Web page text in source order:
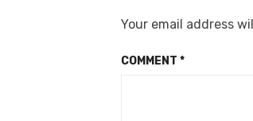
Your email address
COMMENT *